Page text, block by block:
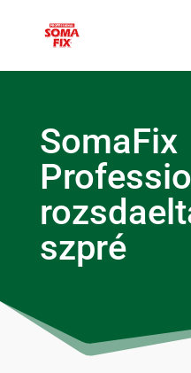
SomaFix
szpré